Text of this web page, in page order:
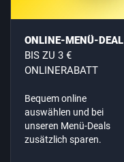
ONLINE-MENÜ-DEAL
BIS ZU 3 €
ONLINERABATT
Bequem online
auswählen und bei
unseren Menü-Deals
zusätzlich sparen.